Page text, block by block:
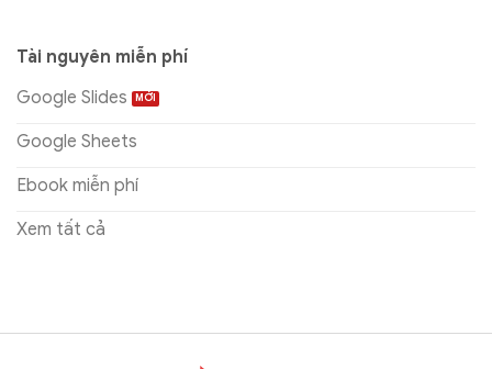
Tài nguyên miễn phí
Google Slides
Google Sheets
Ebook miễn phí
Xem tất cả